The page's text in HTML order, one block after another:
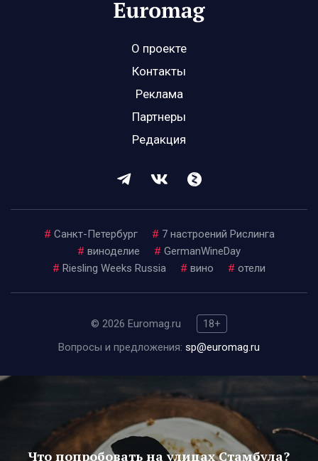
О проекте
Контакты
Реклама
Партнеры
Редакция
# Санкт-Петербург # 7 настроений Рислинга
# виноделие # GermanWineDay
# Riesling Weeks Russia # вино # отели
© 2026 Euromag.ru
18+
Вопросы и предложения: sp@euromag.ru
Что попробовать на улицах Стамбула?